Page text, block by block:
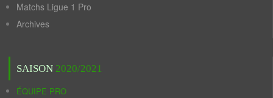
Matchs Ligue 1 Pro
Archives
SAISON 2020/2021
ÉQUIPE PRO